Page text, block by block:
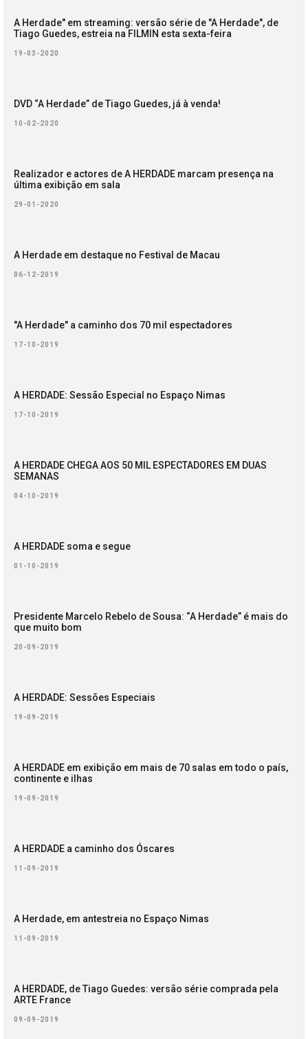
A Herdade" em streaming: versão série de "A Herdade", de
Tiago Guedes, estreia na FILMIN esta sexta-feira
19-03-2020
DVD “A Herdade” de Tiago Guedes, já à venda!
10-02-2020
Realizador e actores de A HERDADE marcam presença na
última exibição em sala
29-01-2020
A Herdade em destaque no Festival de Macau
06-12-2019
"A Herdade" a caminho dos 70 mil espectadores
17-10-2019
A HERDADE: Sessão Especial no Espaço Nimas
17-10-2019
A HERDADE CHEGA AOS 50 MIL ESPECTADORES EM DUAS
SEMANAS
04-10-2019
A HERDADE soma e segue
01-10-2019
Presidente Marcelo Rebelo de Sousa: “A Herdade” é mais do
que muito bom
20-09-2019
A HERDADE: Sessões Especiais
19-09-2019
A HERDADE em exibição em mais de 70 salas em todo o país,
continente e ilhas
19-09-2019
A HERDADE a caminho dos Óscares
11-09-2019
A Herdade, em antestreia no Espaço Nimas
11-09-2019
A HERDADE, de Tiago Guedes: versão série comprada pela
ARTE France
09-09-2019